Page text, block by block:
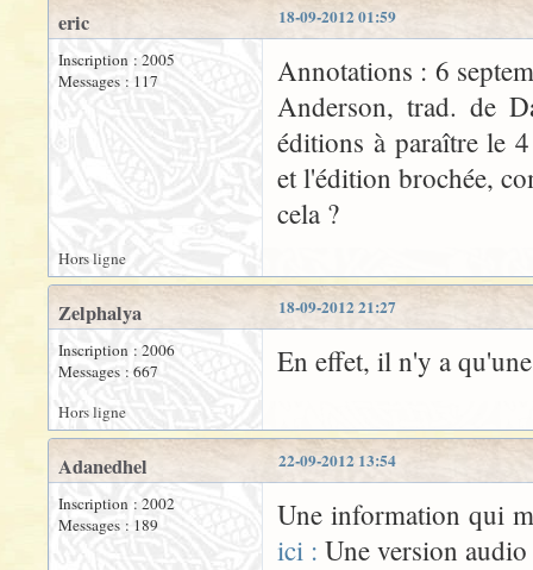
18-09-2012 01:59
eric
Inscription : 2005
Messages : 117
Annotations : 6
Anderson, trad. de
éditions à paraître le
et l'édition brochée,
cela ?
Hors ligne
18-09-2012 21:27
Zelphalya
Inscription : 2006
Messages : 667
En effet, il n'y a
Hors ligne
22-09-2012 13:54
Adanedhel
Inscription : 2002
Messages : 189
Une information qui
ici : Une version